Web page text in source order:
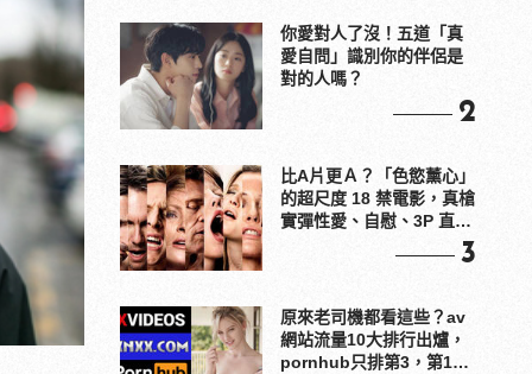
你愛對人了沒！五道「真
愛自問」識別你的伴侶是
對的人嗎？
2
比A片更Ａ？「色慾薰心」
的超尺度 18 禁電影，真槍
實彈性愛、自慰、3P 直接
3
原來老司機都看這些？av
網站流量10大排行出爐，
pornhub只排第3，第1名